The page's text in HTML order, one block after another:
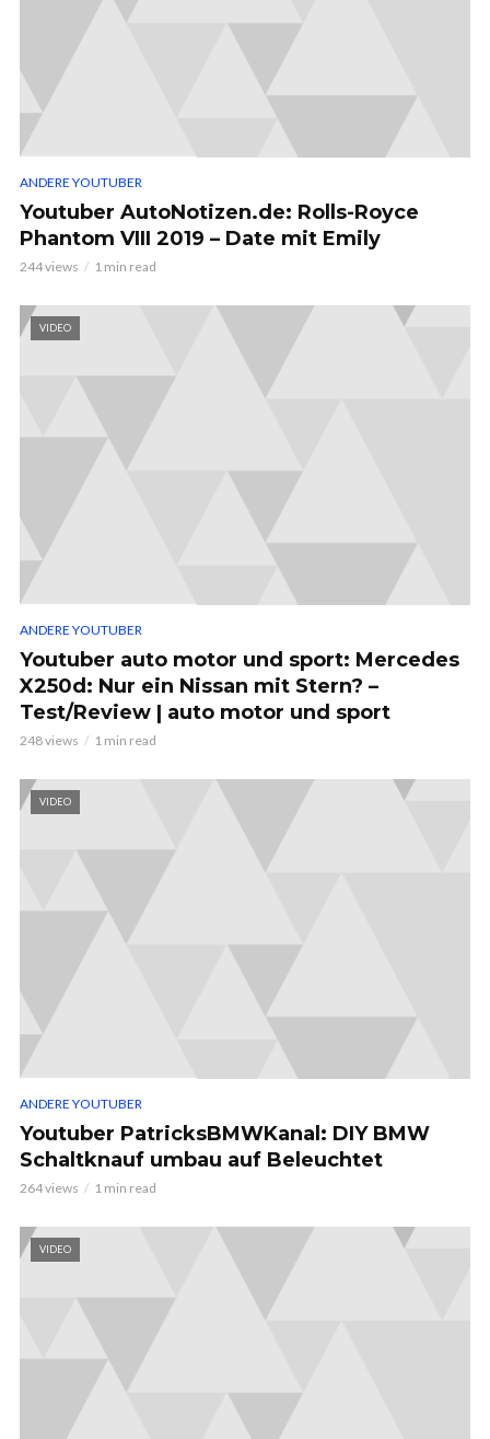
ANDERE YOUTUBER
Youtuber AutoNotizen.de: Rolls-Royce
Phantom VIII 2019 – Date mit Emily
244 views 1 min read
VIDEO
ANDERE YOUTUBER
Youtuber auto motor und sport: Mercedes
X250d: Nur ein Nissan mit Stern? –
Test/Review | auto motor und sport
248 views 1 min read
VIDEO
ANDERE YOUTUBER
Youtuber PatricksBMWKanal: DIY BMW
Schaltknauf umbau auf Beleuchtet
264 views 1 min read
VIDEO